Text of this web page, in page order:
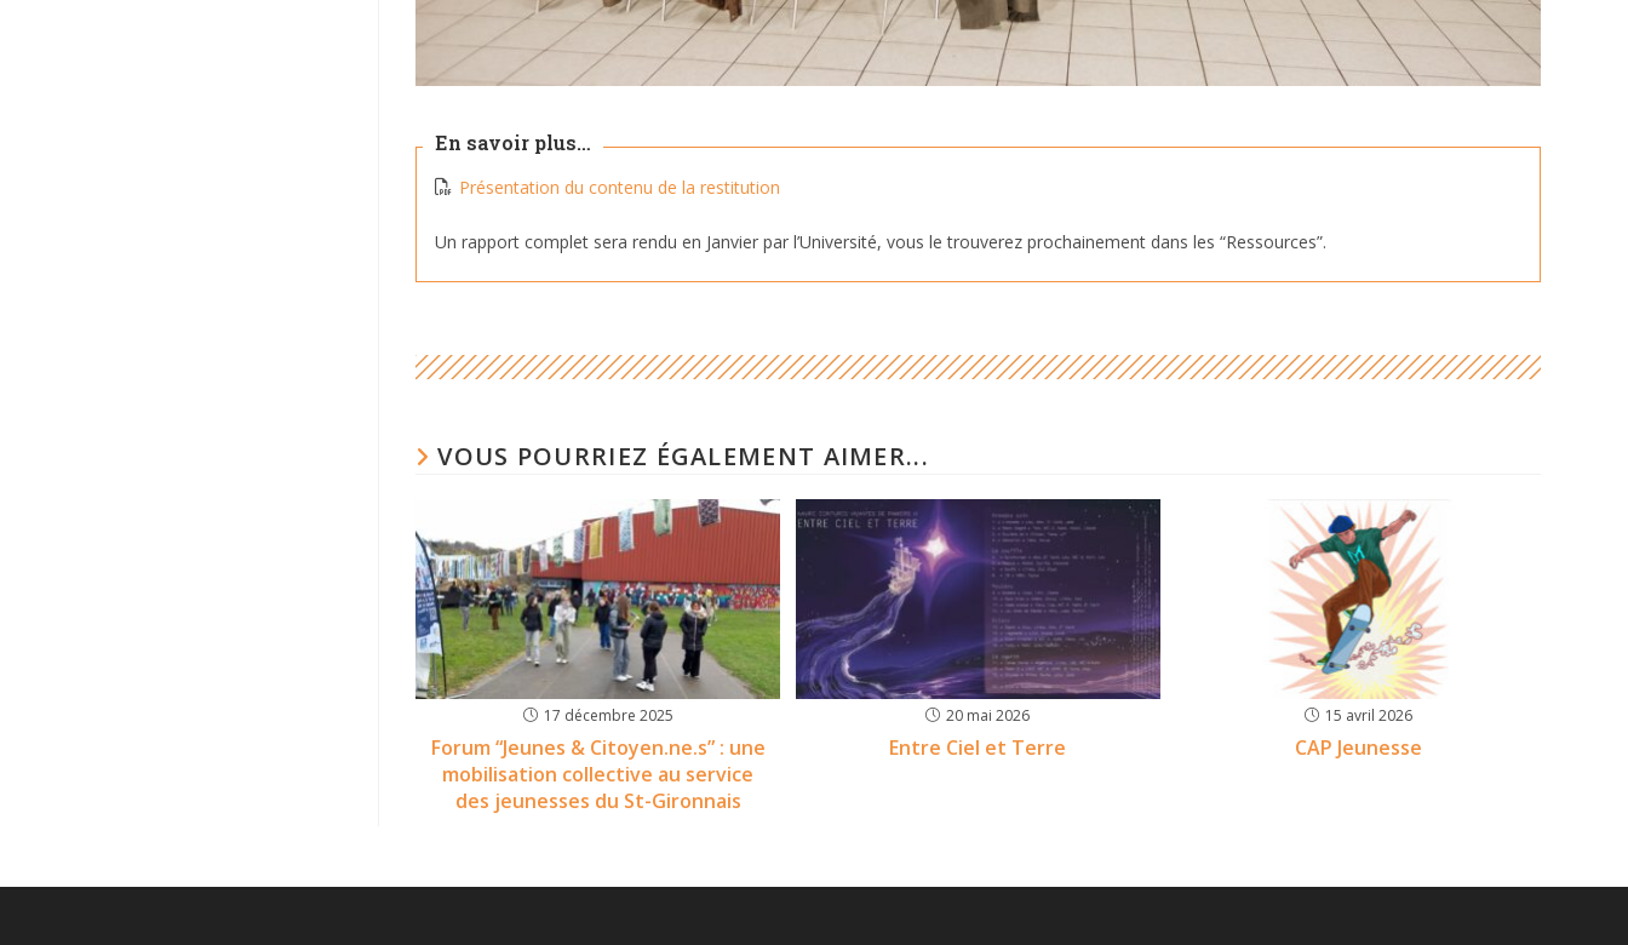
En savoir plus…
Présentation du contenu de la restitution
Un rapport complet sera rendu en Janvier par l’Université, vous le trouverez prochainement dans les “Ressources”.
VOUS POURRIEZ ÉGALEMENT AIMER...
17 décembre 2025
Forum “Jeunes & Citoyen.ne.s” : une
mobilisation collective au service
des jeunesses du St-Gironnais
20 mai 2026
Entre Ciel et Terre
15 avril 2026
CAP Jeunesse